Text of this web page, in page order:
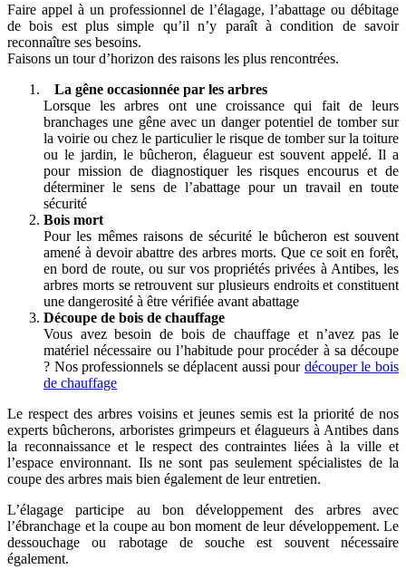
Faire appel à un professionnel de l’élagage, l’abattage ou débitage
de bois est plus simple qu’il n’y paraît à condition de savoir
reconnaître ses besoins.
Faisons un tour d’horizon des raisons les plus rencontrées.
La gêne occasionnée par les arbres
Lorsque les arbres ont une croissance qui fait de leurs
branchages une gêne avec un danger potentiel de tomber sur
la voirie ou chez le particulier le risque de tomber sur la toiture
ou le jardin, le bûcheron, élagueur est souvent appelé. Il a
pour mission de diagnostiquer les risques encourus et de
déterminer le sens de l’abattage pour un travail en toute
sécurité
Bois mort
Pour les mêmes raisons de sécurité le bûcheron est souvent
amené à devoir abattre des arbres morts. Que ce soit en forêt,
en bord de route, ou sur vos propriétés privées à Antibes, les
arbres morts se retrouvent sur plusieurs endroits et constituent
une dangerosité à être vérifiée avant abattage
Découpe de bois de chauffage
Vous avez besoin de bois de chauffage et n’avez pas le
matériel nécessaire ou l’habitude pour procéder à sa découpe
? Nos professionnels se déplacent aussi pour découper le bois
de chauffage
Le respect des arbres voisins et jeunes semis est la priorité de nos
experts bûcherons, arboristes grimpeurs et élagueurs à Antibes dans
la reconnaissance et le respect des contraintes liées à la ville et
l’espace environnant. Ils ne sont pas seulement spécialistes de la
coupe des arbres mais bien également de leur entretien.
L’élagage participe au bon développement des arbres avec
l’ébranchage et la coupe au bon moment de leur développement. Le
dessouchage ou rabotage de souche est souvent nécessaire
également.